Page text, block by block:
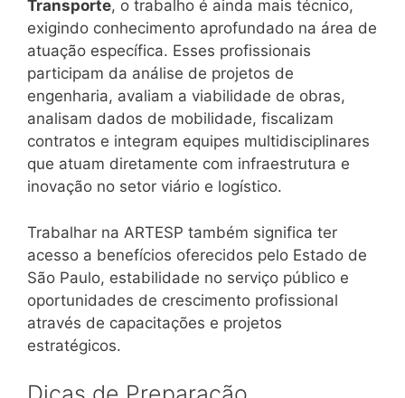
Transporte, o trabalho é ainda mais técnico,
exigindo conhecimento aprofundado na área de
atuação específica. Esses profissionais
participam da análise de projetos de
engenharia, avaliam a viabilidade de obras,
analisam dados de mobilidade, fiscalizam
contratos e integram equipes multidisciplinares
que atuam diretamente com infraestrutura e
inovação no setor viário e logístico.
Trabalhar na ARTESP também significa ter
acesso a benefícios oferecidos pelo Estado de
São Paulo, estabilidade no serviço público e
oportunidades de crescimento profissional
através de capacitações e projetos
estratégicos.